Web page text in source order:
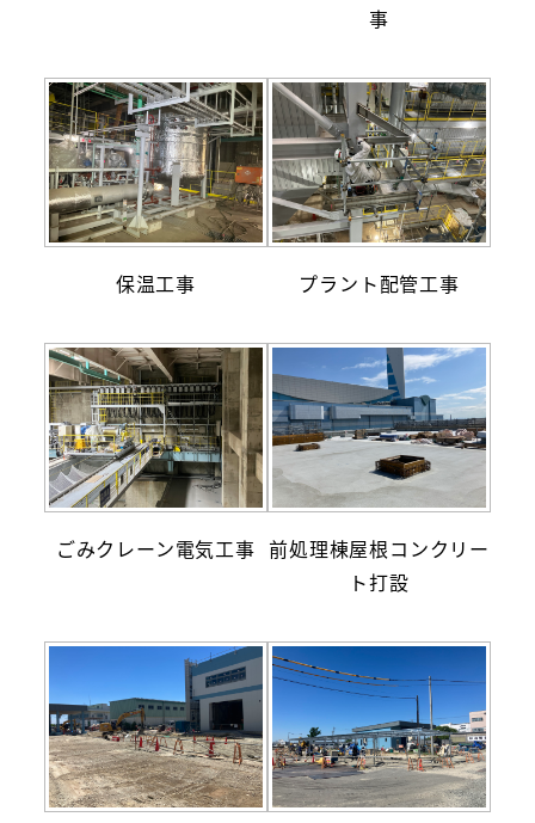
事
保温工事 プラント配管工事
ごみクレーン電気工事 前処理棟屋根コンクリー
ト打設